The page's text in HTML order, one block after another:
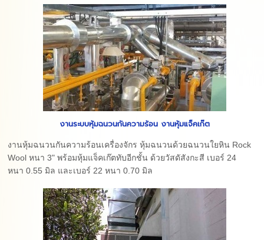
งานระบบหุ้มฉนวนกันความร้อน งานหุ้มแจ็คเก๊ต
งานหุ้มฉนวนกันความร้อนเครื่องจักร หุ้มฉนวนด้วยฉนวนใยหิน Rock
Wool หนา 3" พร้อมหุ้มแจ็คเก๊ตทับอีกชั้น ด้วยวัสดัสังกะสี เบอร์ 24
หนา 0.55 มิล และเบอร์ 22 หนา 0.70 มิล